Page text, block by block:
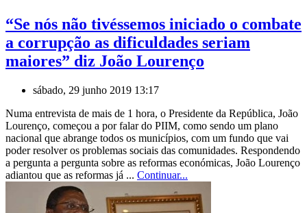
“Se nós não tivéssemos iniciado o combate
a corrupção as dificuldades seriam
maiores” diz João Lourenço
sábado, 29 junho 2019 13:17
Numa entrevista de mais de 1 hora, o Presidente da República, João
Lourenço, começou a por falar do PIIM, como sendo um plano
nacional que abrange todos os municípios, com um fundo que vai
poder resolver os problemas sociais das comunidades. Respondendo
a pergunta a pergunta sobre as reformas económicas, João Lourenço
adiantou que as reformas já ... Continuar...